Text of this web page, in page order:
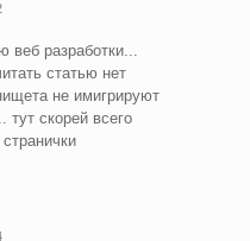
веб разработки...
статью нет
не имигрируют
тут скорей всего